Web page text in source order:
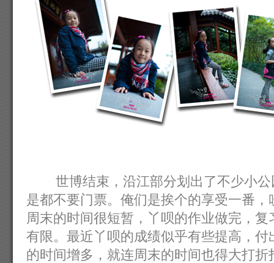
世博结束，沿江部分划出了不少小公
是都不要门票。俺们是挨个的享受一番
周末的时间很短暂，丫呗的作业做完，
有限。最近丫呗的成绩似乎有些提高，
的时间增多，就连周末的时间也得大打